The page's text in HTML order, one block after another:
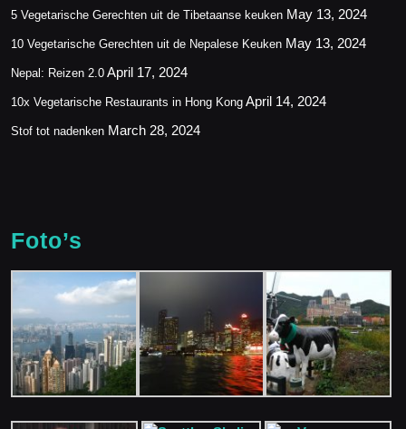
5 Vegetarische Gerechten uit de Tibetaanse keuken May 13, 2024
10 Vegetarische Gerechten uit de Nepalese Keuken May 13, 2024
Nepal: Reizen 2.0 April 17, 2024
10x Vegetarische Restaurants in Hong Kong April 14, 2024
Stof tot nadenken March 28, 2024
Foto’s